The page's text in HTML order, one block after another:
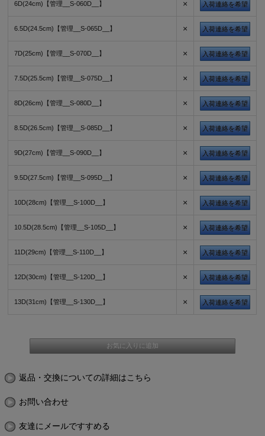
6D(24cm)【管理__S-060D__】 × 入荷連絡を希望
6.5D(24.5cm)【管理__S-065D__】 × 入荷連絡を希望
7D(25cm)【管理__S-070D__】 × 入荷連絡を希望
7.5D(25.5cm)【管理__S-075D__】 × 入荷連絡を希望
8D(26cm)【管理__S-080D__】 × 入荷連絡を希望
8.5D(26.5cm)【管理__S-085D__】 × 入荷連絡を希望
9D(27cm)【管理__S-090D__】 × 入荷連絡を希望
9.5D(27.5cm)【管理__S-095D__】 × 入荷連絡を希望
10D(28cm)【管理__S-100D__】 × 入荷連絡を希望
10.5D(28.5cm)【管理__S-105D__】 × 入荷連絡を希望
11D(29cm)【管理__S-110D__】 × 入荷連絡を希望
12D(30cm)【管理__S-120D__】 × 入荷連絡を希望
13D(31cm)【管理__S-130D__】 × 入荷連絡を希望
返品・交換についての詳細はこちら
お問い合わせ
友達にメールですすめる